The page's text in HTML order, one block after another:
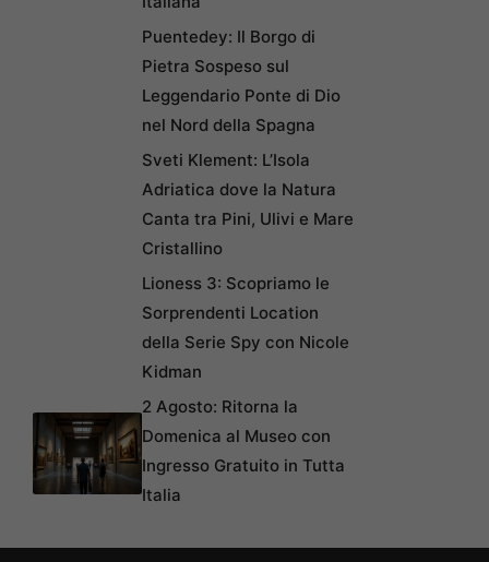
Puentedey: Il Borgo di
Pietra Sospeso sul
Leggendario Ponte di Dio
nel Nord della Spagna
Sveti Klement: L’Isola
Adriatica dove la Natura
Canta tra Pini, Ulivi e Mare
Cristallino
Lioness 3: Scopriamo le
Sorprendenti Location
della Serie Spy con Nicole
Kidman
2 Agosto: Ritorna la
Domenica al Museo con
Ingresso Gratuito in Tutta
Italia